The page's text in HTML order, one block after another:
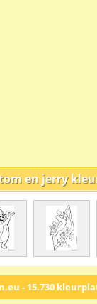
en jerry
- 15.730